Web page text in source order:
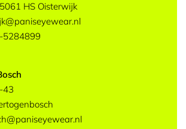
HS Oisterwijk
5284899
43